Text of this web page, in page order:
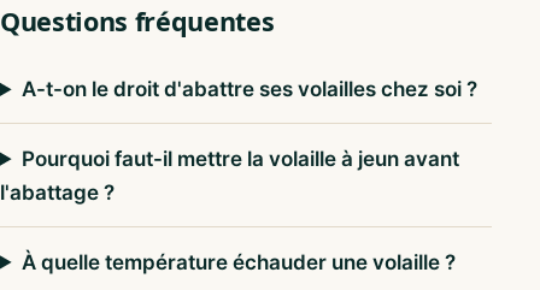
Questions fréquentes
A-t-on le droit d'abattre ses volailles chez soi ?
Pourquoi faut-il mettre la volaille à jeun avant
l'abattage ?
À quelle température échauder une volaille ?